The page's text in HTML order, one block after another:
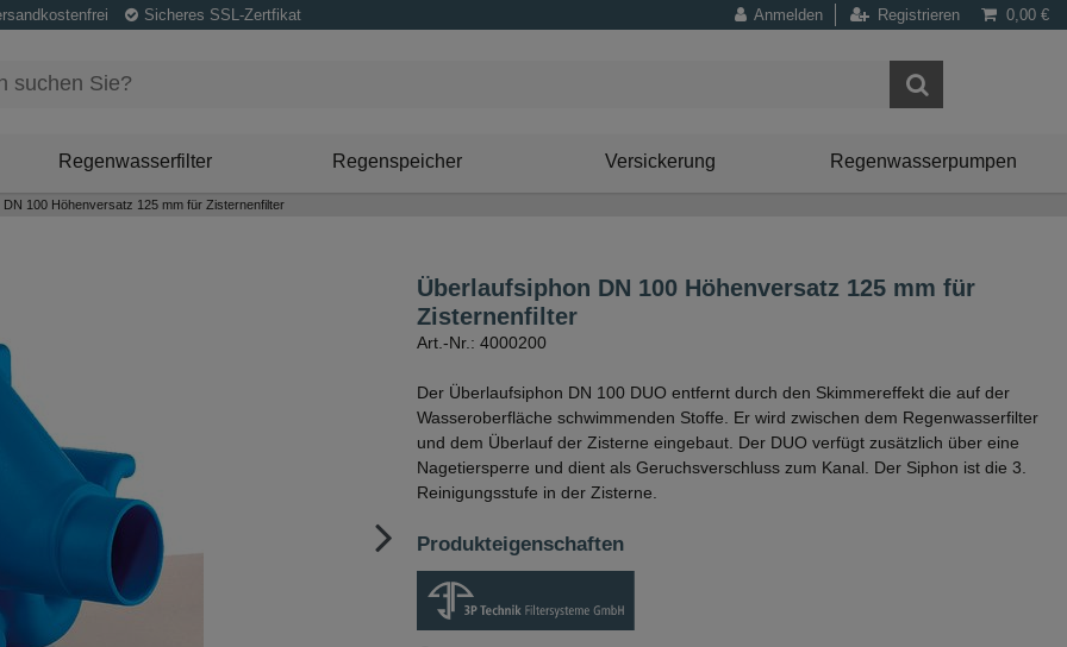
Sicheres SSL-Zertfikat Anmelden Registrieren 0,00 €
Regenwasserfilter Regenspeicher Versickerung Regenwasserpumpen
DN 100 Höhenversatz 125 mm für Zisternenfilter
Überlaufsiphon DN 100 Höhenversatz 125 mm für
Zisternenfilter
Art.-Nr.: 4000200
Der Überlaufsiphon DN 100 DUO entfernt durch den Skimmereffekt die auf der
Wasseroberfläche schwimmenden Stoffe. Er wird zwischen dem Regenwasserfilter
und dem Überlauf der Zisterne eingebaut. Der DUO verfügt zusätzlich über eine
Nagetiersperre und dient als Geruchsverschluss zum Kanal. Der Siphon ist die 3.
Reinigungsstufe in der Zisterne.
Produkteigenschaften